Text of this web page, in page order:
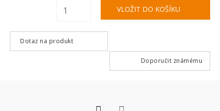
Dotaz na produkt
Doporučit známému